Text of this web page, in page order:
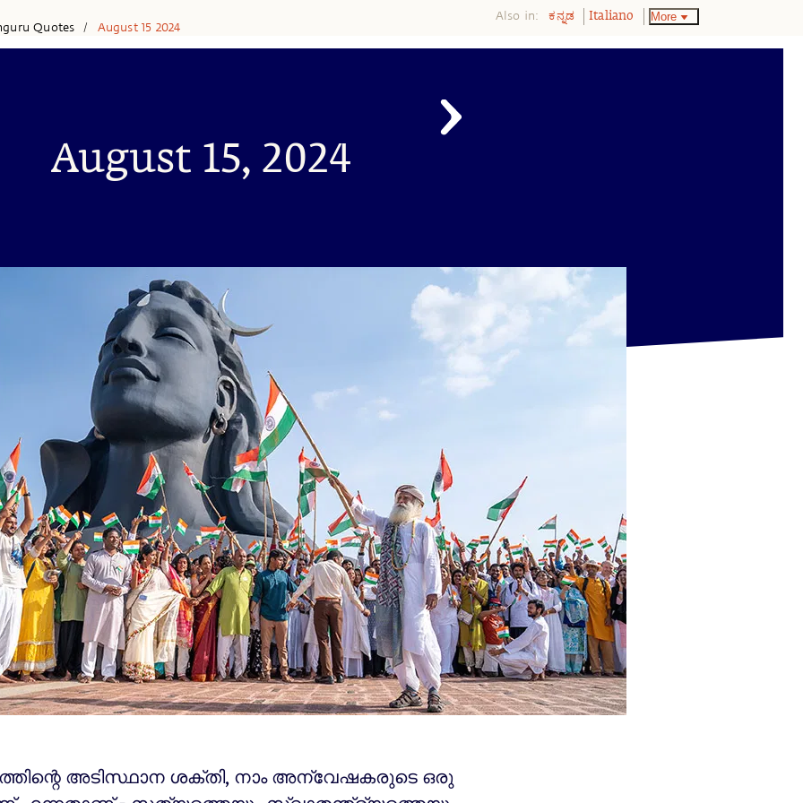
Quotes / August 15 2024
Also in: ಕನ್ನಡ Italiano More
August 15, 2024
അടിസ്ഥാന ശക്തി, നാം അന്വേഷകരുടെ ഒരു